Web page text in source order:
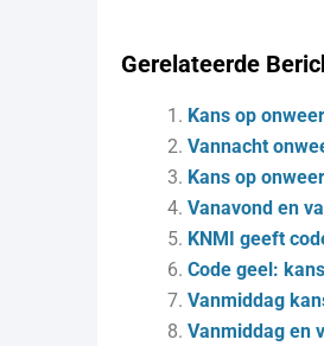
Gerelateerde
Kans op
Vannacht
Kans op
Vanavond en
KNMI geeft
Code geel:
Vanmiddag
Vanmiddag en